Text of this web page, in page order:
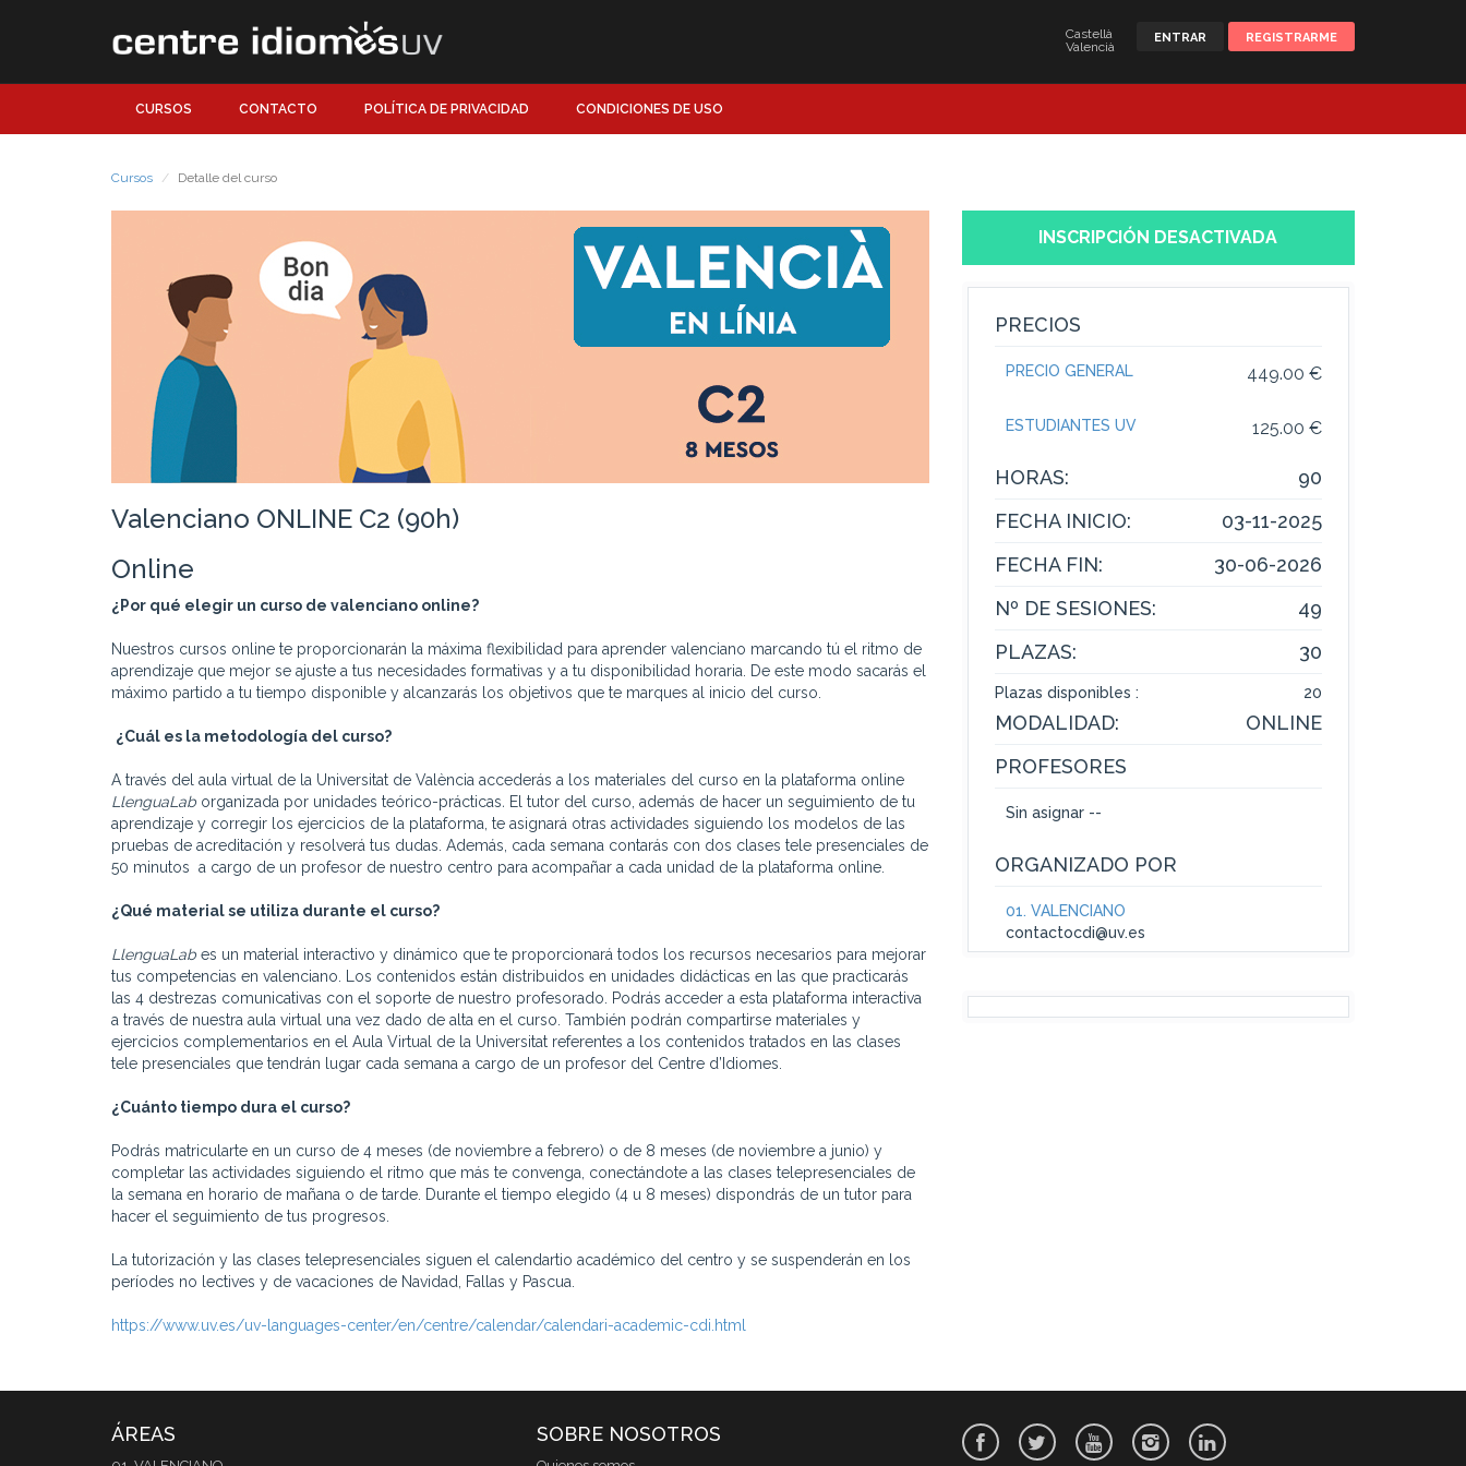
ENTRAR REGISTRARME
Castellà
Valencià
CURSOS CONTACTO POLÍTICA DE PRIVACIDAD CONDICIONES DE USO
Cursos Detalle del curso
Valenciano ONLINE C2 (90h)
Online
¿Por qué elegir un curso de valenciano online?
Nuestros cursos online te proporcionarán la máxima flexibilidad para aprender valenciano marcando tú el ritmo de
aprendizaje que mejor se ajuste a tus necesidades formativas y a tu disponibilidad horaria. De este modo sacarás el
máximo partido a tu tiempo disponible y alcanzarás los objetivos que te marques al inicio del curso.
¿Cuál es la metodología del curso?
A través del aula virtual de la Universitat de València accederás a los materiales del curso en la plataforma online
LlenguaLab organizada por unidades teórico-prácticas. El tutor del curso, además de hacer un seguimiento de tu
aprendizaje y corregir los ejercicios de la plataforma, te asignará otras actividades siguiendo los modelos de las
pruebas de acreditación y resolverá tus dudas. Además, cada semana contarás con dos clases tele presenciales de
50 minutos a cargo de un profesor de nuestro centro para acompañar a cada unidad de la plataforma online.
¿Qué material se utiliza durante el curso?
LlenguaLab es un material interactivo y dinámico que te proporcionará todos los recursos necesarios para mejorar
tus competencias en valenciano. Los contenidos están distribuidos en unidades didácticas en las que practicarás
las 4 destrezas comunicativas con el soporte de nuestro profesorado. Podrás acceder a esta plataforma interactiva
a través de nuestra aula virtual una vez dado de alta en el curso. También podrán compartirse materiales y
ejercicios complementarios en el Aula Virtual de la Universitat referentes a los contenidos tratados en las clases
tele presenciales que tendrán lugar cada semana a cargo de un profesor del Centre d’Idiomes.
¿Cuánto tiempo dura el curso?
Podrás matricularte en un curso de 4 meses (de noviembre a febrero) o de 8 meses (de noviembre a junio) y
completar las actividades siguiendo el ritmo que más te convenga, conectándote a las clases telepresenciales de
la semana en horario de mañana o de tarde. Durante el tiempo elegido (4 u 8 meses) dispondrás de un tutor para
hacer el seguimiento de tus progresos.
La tutorización y las clases telepresenciales siguen el calendartio académico del centro y se suspenderán en los
períodes no lectives y de vacaciones de Navidad, Fallas y Pascua.
https://www.uv.es/uv-languages-center/en/centre/calendar/calendari-academic-cdi.html
INSCRIPCIÓN DESACTIVADA
PRECIOS
449.00 €
PRECIO GENERAL
125.00 €
ESTUDIANTES UV
HORAS:
90
FECHA INICIO:
03-11-2025
FECHA FIN:
30-06-2026
Nº DE SESIONES:
49
PLAZAS:
30
Plazas disponibles : 20
MODALIDAD:
ONLINE
PROFESORES
Sin asignar --
ORGANIZADO POR
01. VALENCIANO
contactocdi@uv.es
ÁREAS SOBRE NOSOTROS